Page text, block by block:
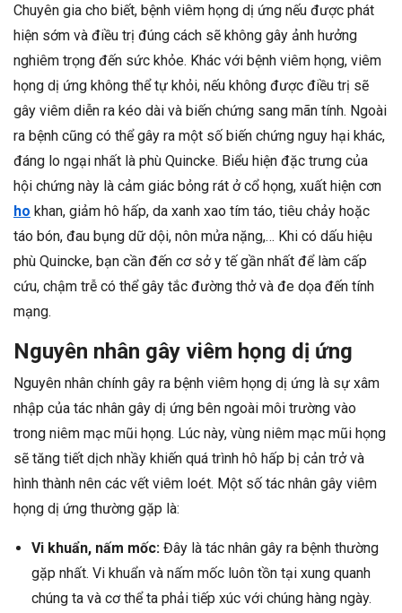
Chuyên gia cho biết, bệnh viêm họng dị ứng nếu được phát
hiện sớm và điều trị đúng cách sẽ không gây ảnh hưởng
nghiêm trọng đến sức khỏe. Khác với bệnh viêm họng, viêm
họng dị ứng không thể tự khỏi, nếu không được điều trị sẽ
gây viêm diễn ra kéo dài và biến chứng sang mãn tính. Ngoài
ra bệnh cũng có thể gây ra một số biến chứng nguy hại khác,
đáng lo ngại nhất là phù Quincke. Biểu hiện đặc trưng của
hội chứng này là cảm giác bỏng rát ở cổ họng, xuất hiện cơn
ho khan, giảm hô hấp, da xanh xao tím táo, tiêu chảy hoặc
táo bón, đau bụng dữ dội, nôn mửa nặng,… Khi có dấu hiệu
phù Quincke, bạn cần đến cơ sở y tế gần nhất để làm cấp
cứu, chậm trễ có thể gây tắc đường thở và đe dọa đến tính
mạng.
Nguyên nhân gây viêm họng dị ứng
Nguyên nhân chính gây ra bệnh viêm họng dị ứng là sự xâm
nhập của tác nhân gây dị ứng bên ngoài môi trường vào
trong niêm mạc mũi họng. Lúc này, vùng niêm mạc mũi họng
sẽ tăng tiết dịch nhầy khiến quá trình hô hấp bị cản trở và
hình thành nên các vết viêm loét. Một số tác nhân gây viêm
họng dị ứng thường gặp là:
Vi khuẩn, nấm mốc: Đây là tác nhân gây ra bệnh thường
gặp nhất. Vi khuẩn và nấm mốc luôn tồn tại xung quanh
chúng ta và cơ thể ta phải tiếp xúc với chúng hàng ngày.